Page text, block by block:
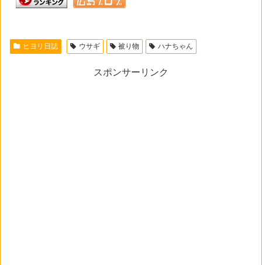
ヒヨリ日誌 ウサギ 被り物 ハナちゃん
スポンサーリンク